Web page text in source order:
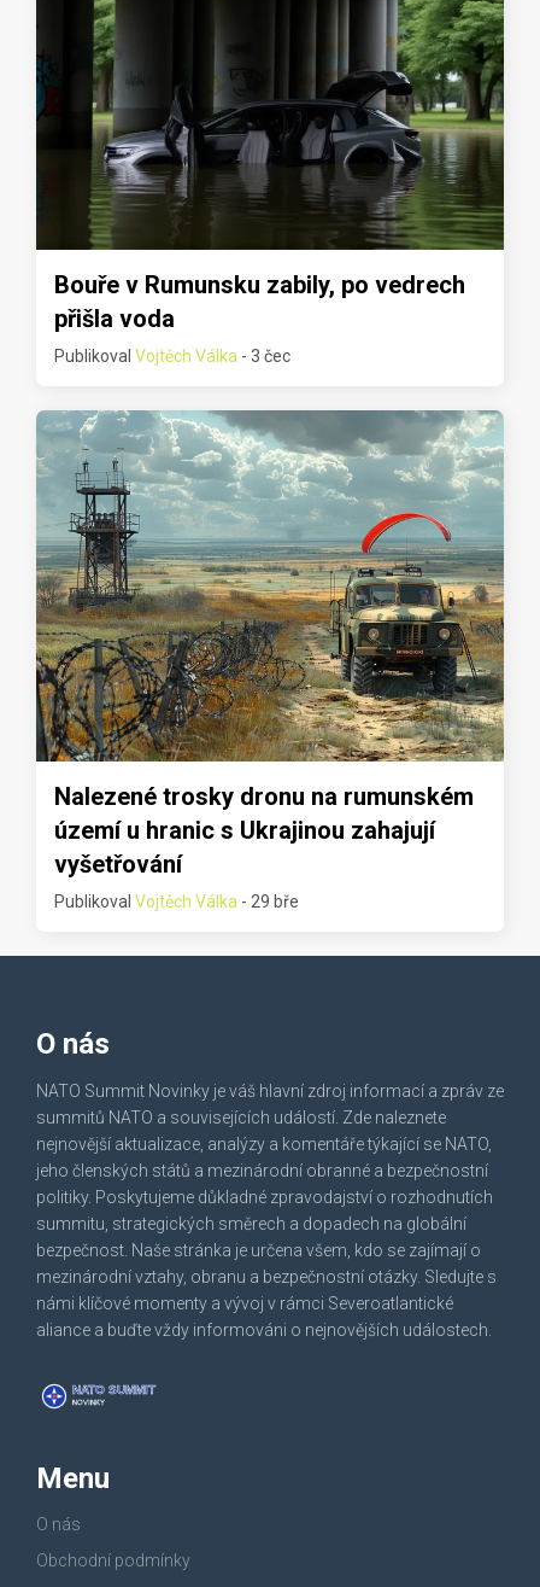
Bouře v Rumunsku zabily, po vedrech
přišla voda
Publikoval Vojtěch Válka - 3 čec
Nalezené trosky dronu na rumunském
území u hranic s Ukrajinou zahajují
vyšetřování
Publikoval Vojtěch Válka - 29 bře
O nás
NATO Summit Novinky je váš hlavní zdroj informací a zpráv ze
summitů NATO a souvisejících událostí. Zde naleznete
nejnovější aktualizace, analýzy a komentáře týkající se NATO,
jeho členských států a mezinárodní obranné a bezpečnostní
politiky. Poskytujeme důkladné zpravodajství o rozhodnutích
summitu, strategických směrech a dopadech na globální
bezpečnost. Naše stránka je určena všem, kdo se zajímají o
mezinárodní vztahy, obranu a bezpečnostní otázky. Sledujte s
námi klíčové momenty a vývoj v rámci Severoatlantické
aliance a buďte vždy informováni o nejnovějších událostech.
Menu
O nás
Obchodní podmínky